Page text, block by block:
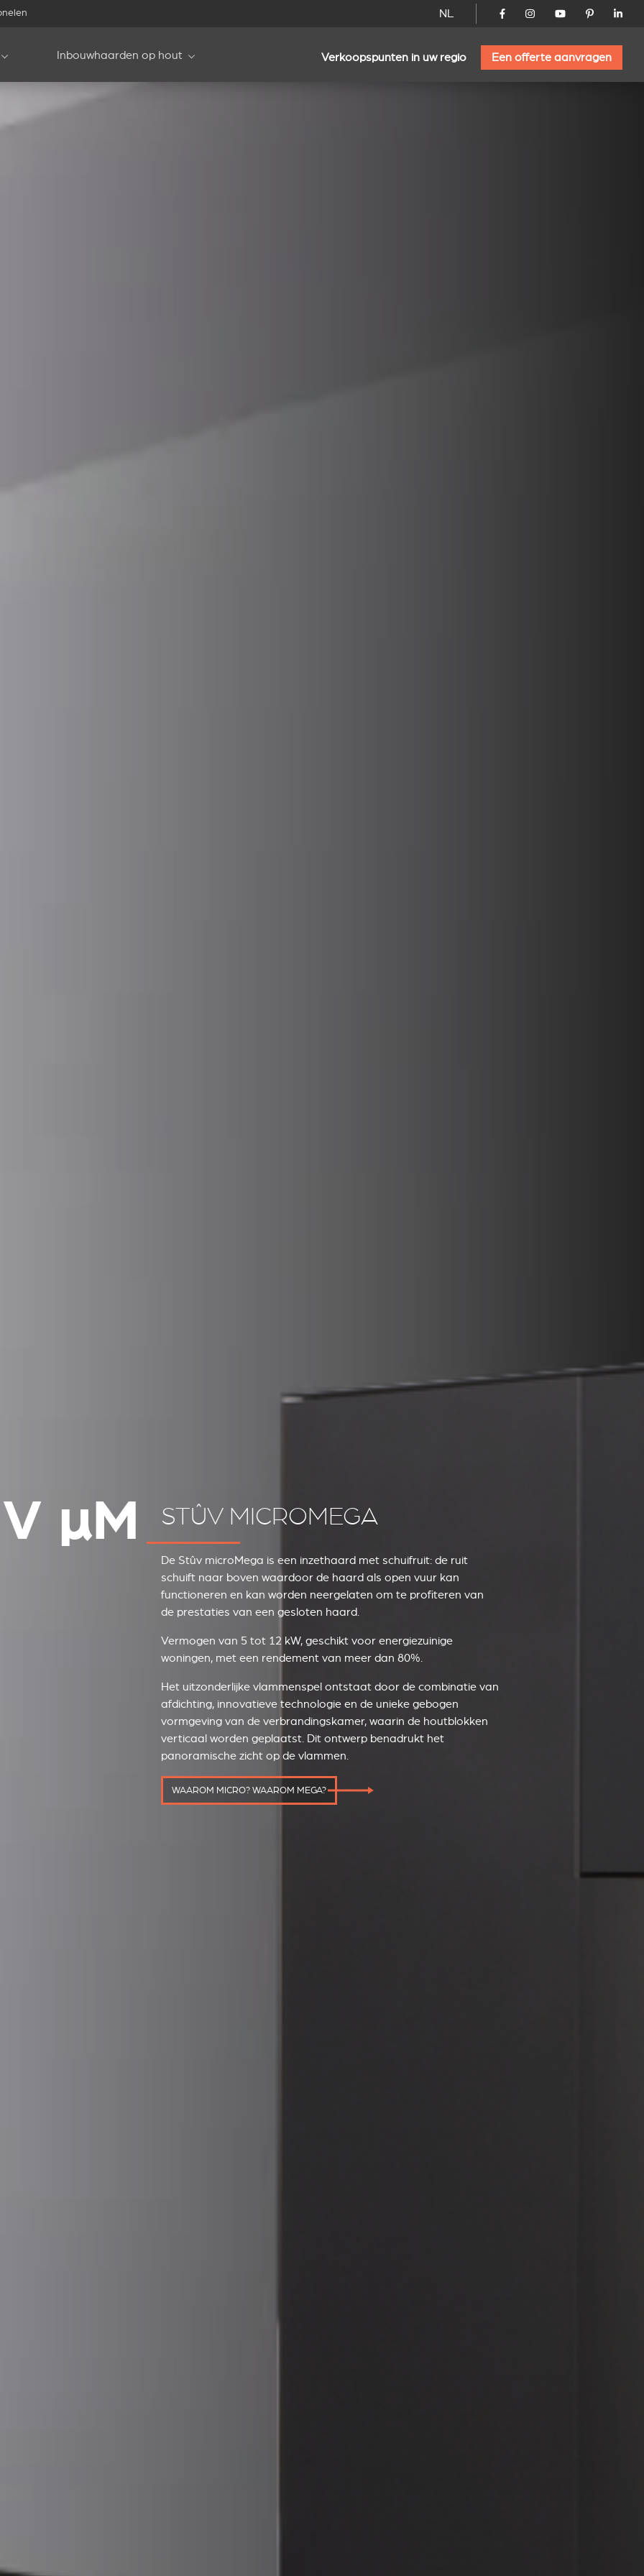
NL
Inbouwhaarden op hout Verkoopspunten in uw regio Een offerte aanvragen
µM STÛV MICROMEGA
De Stûv microMega is een inzethaard met schuifruit: de ruit
schuift naar boven waardoor de haard als open vuur kan
functioneren en kan worden neergelaten om te profiteren van
de prestaties van een gesloten haard.
Vermogen van 5 tot 12 kW, geschikt voor energiezuinige
woningen, met een rendement van meer dan 80%.
Het uitzonderlijke vlammenspel ontstaat door de combinatie van
afdichting, innovatieve technologie en de unieke gebogen
vormgeving van de verbrandingskamer, waarin de houtblokken
verticaal worden geplaatst. Dit ontwerp benadrukt het
panoramische zicht op de vlammen.
WAAROM MICRO? WAAROM MEGA?